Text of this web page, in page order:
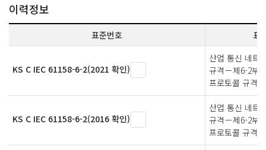
이력정보
표준번호 표
KS C IEC 61158-6-2(2021 확인)
산업 통신 네트
규격－제6-2부
프로토콜 규격
KS C IEC 61158-6-2(2016 확인)
산업 통신 네트
규격－제6-2부
프로토콜 규격